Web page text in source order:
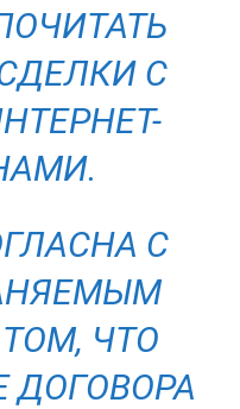
С
С
ЧТО
ДОГОВОРА